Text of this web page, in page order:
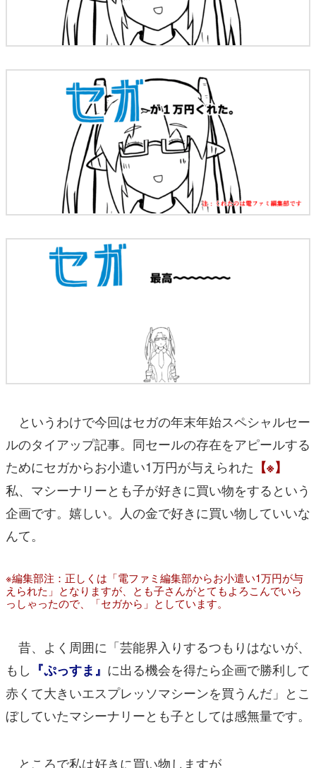
というわけで今回はセガの年末年始スペシャルセー
ルのタイアップ記事。同セールの存在をアピールする
ためにセガからお小遣い1万円が与えられた 【※】
私、マシーナリーとも子が好きに買い物をするという
企画です。嬉しい。人の金で好きに買い物していいな
んて。
※編集部注：正しくは「電ファミ編集部からお小遣い1万円が与
えられた」となりますが、とも子さんがとてもよろこんでいら
っしゃったので、「セガから」としています。
昔、よく周囲に「芸能界入りするつもりはないが、
もし 『ぷっすま』 に出る機会を得たら企画で勝利して
赤くて大きいエスプレッソマシーンを買うんだ」とこ
ぼしていたマシーナリーとも子としては感無量です。
ところで私は好きに買い物しますが